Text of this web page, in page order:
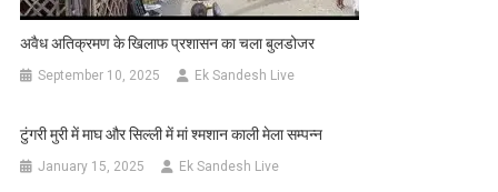
अवैध अतिक्रमण के खिलाफ प्रशासन का चला बुलडोजर
September 10, 2025 Ek Sandesh Live
टुंगरी मुरी में माघ और सिल्ली में मां श्मशान काली मेला सम्पन्न
January 15, 2025 Ek Sandesh Live